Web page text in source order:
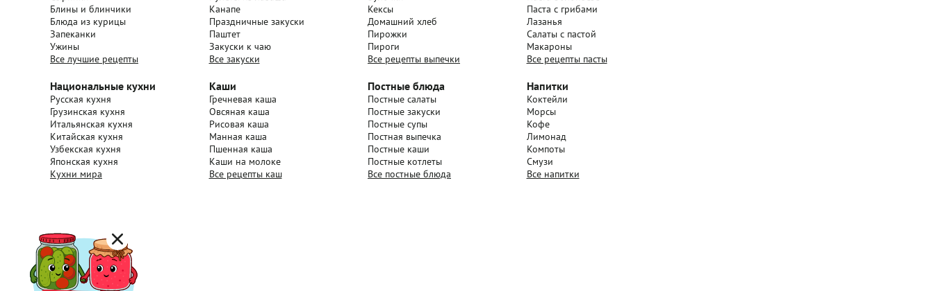
Блины и блинчики
Блюда из курицы
Запеканки
Ужины
Все лучшие рецепты
Канапе
Праздничные закуски
Паштет
Закуски к чаю
Все закуски
Кексы
Домашний хлеб
Пирожки
Пироги
Все рецепты выпечки
Паста с грибами
Лазанья
Салаты с пастой
Макароны
Все рецепты пасты
Национальные кухни
Русская кухня
Грузинская кухня
Итальянская кухня
Китайская кухня
Узбекская кухня
Японская кухня
Кухни мира
Каши
Гречневая каша
Овсяная каша
Рисовая каша
Манная каша
Пшенная каша
Каши на молоке
Все рецепты каш
Постные блюда
Постные салаты
Постные закуски
Постные супы
Постная выпечка
Постные каши
Постные котлеты
Все постные блюда
Напитки
Коктейли
Морсы
Кофе
Лимонад
Компоты
Смузи
Все напитки